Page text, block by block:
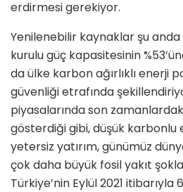
erdirmesi gerekiyor.
Yenilenebilir kaynaklar şu
kurulu güç kapasitesinin
da ülke karbon ağırlıklı enerji
güvenliği etrafında
piyasalarında son zamanlardaki
gösterdiği gibi, düşük karbonlu
yetersiz yatırım, günümüz
çok daha büyük fosil yakıt
Türkiye’nin Eylül 2021